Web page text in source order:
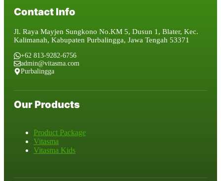
Contact Info
Jl. Raya Mayjen Sungkono No.KM 5, Dusun 1, Blater, Kec.
Kalimanah, Kabupaten Purbalingga, Jawa Tengah 53371
+62 813-9282-6756
admin@vitasma.com
Purbalingga
Our Products
Product Package
Vitasma
Vitasma Kids